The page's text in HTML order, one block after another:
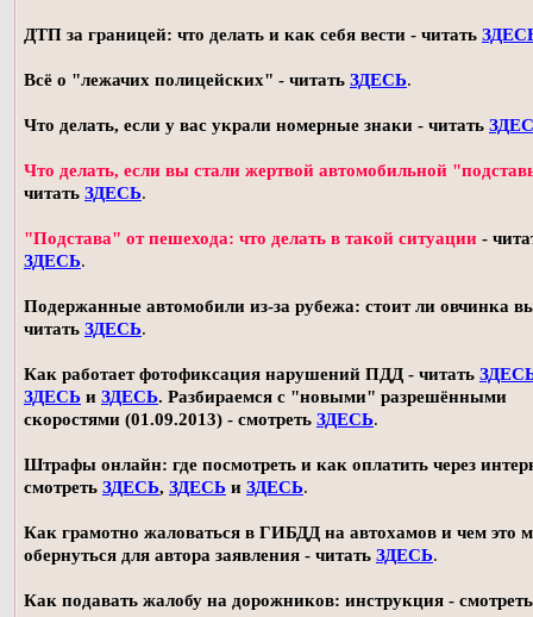
ДТП за границей: что делать и как себя вести - читать
Всё о "лежачих полицейских" - читать ЗДЕСЬ.
Что делать, если у вас украли номерные знаки - читать
Что делать, если вы стали жертвой автомобильной
читать ЗДЕСЬ.
"Подстава" от пешехода: что делать в такой ситуации -
ЗДЕСЬ.
Подержанные автомобили из-за рубежа: стоит ли овчинка
читать ЗДЕСЬ.
Как работает фотофиксация нарушений ПДД - читать
ЗДЕСЬ и ЗДЕСЬ. Разбираемся с "новыми" разрешёнными
скоростями (01.09.2013) - смотреть ЗДЕСЬ.
Штрафы онлайн: где посмотреть и как оплатить через
смотреть ЗДЕСЬ, ЗДЕСЬ и ЗДЕСЬ.
Как грамотно жаловаться в ГИБДД на автохамов и чем это
обернуться для автора заявления - читать ЗДЕСЬ.
Как подавать жалобу на дорожников: инструкция -